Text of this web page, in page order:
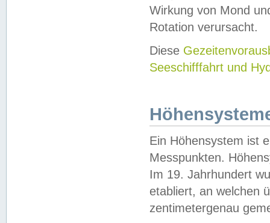
Wirkung von Mond
Rotation verursacht.
Diese
Seeschifffahrt und
Ein Höhensystem ist
Messpunkten.
Im 19. Jahrhundert
etabliert, an welchen
zentimetergenau